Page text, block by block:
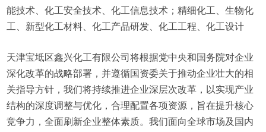
能技术、化工安全技术、化工信息技术；精细化工、生物化
工、新型化工材料、化工产品研发、化工工程、化工设计
天津宝坻区鑫兴化工有限公司将根据党中央和国务院对企业
深化改革的战略部署，并遵循国资委关于推动企业壮大的相
关指导方针，我们将持续推进企业深层次改革，以实现产业
结构的深度调整与优化，合理配置各项资源，旨在提升核心
竞争力，全面刷新企业整体素质。我们面向全球市场及国内